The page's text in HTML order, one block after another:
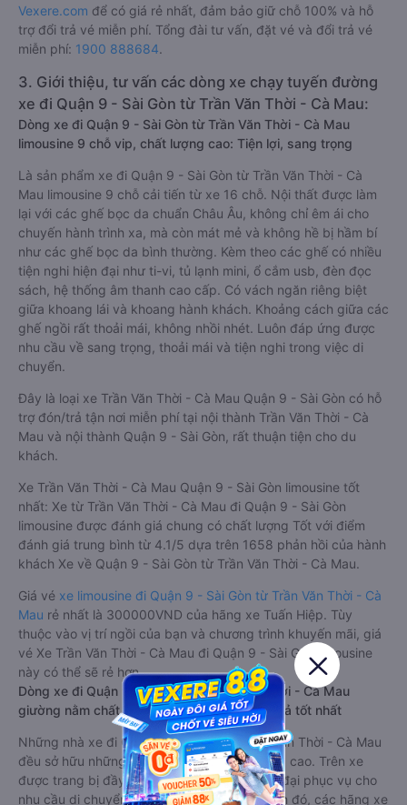
Vexere.com để có giá rẻ nhất, đảm bảo giữ chỗ 100% và hỗ
trợ đổi trả vé miễn phí. Tổng đài tư vấn, đặt vé và đổi trả vé
miễn phí: 1900 888684.
3. Giới thiệu, tư vấn các dòng xe chạy tuyến đường
xe đi Quận 9 - Sài Gòn từ Trần Văn Thời - Cà Mau:
Dòng xe đi Quận 9 - Sài Gòn từ Trần Văn Thời - Cà Mau
limousine 9 chỗ vip, chất lượng cao: Tiện lợi, sang trọng
Là sản phẩm xe đi Quận 9 - Sài Gòn từ Trần Văn Thời - Cà
Mau limousine 9 chỗ cải tiến từ xe 16 chỗ. Nội thất được làm
lại với các ghế bọc da chuẩn Châu Âu, không chỉ êm ái cho
chuyến hành trình xa, mà còn mát mẻ và không hề bị hầm bí
như các ghế bọc da bình thường. Kèm theo các ghế có nhiều
tiện nghi hiện đại như ti-vi, tủ lạnh mini, ổ cắm usb, đèn đọc
sách, hệ thống âm thanh cao cấp. Có vách ngăn riêng biệt
giữa khoang lái và khoang hành khách. Khoảng cách giữa các
ghế ngồi rất thoải mái, không nhồi nhét. Luôn đáp ứng được
nhu cầu về sang trọng, thoải mái và tiện nghi trong việc di
chuyển.
Đây là loại xe Trần Văn Thời - Cà Mau Quận 9 - Sài Gòn có hỗ
trợ đón/trả tận nơi miễn phí tại nội thành Trần Văn Thời - Cà
Mau và nội thành Quận 9 - Sài Gòn, rất thuận tiện cho du
khách.
Xe Trần Văn Thời - Cà Mau Quận 9 - Sài Gòn limousine tốt
nhất: Xe từ Trần Văn Thời - Cà Mau đi Quận 9 - Sài Gòn
limousine được đánh giá chung có chất lượng Tốt với điểm
đánh giá trung bình từ 4.1/5 dựa trên 1658 phản hồi của hành
khách Xe về Quận 9 - Sài Gòn từ Trần Văn Thời - Cà Mau.
Giá vé xe limousine đi Quận 9 - Sài Gòn từ Trần Văn Thời - Cà
Mau rẻ nhất là 300000VND của hãng xe Tuấn Hiệp. Tùy
thuộc vào vị trí ngồi của bạn và chương trình khuyến mãi, giá
vé Xe Trần Văn Thời - Cà Mau đi Quận 9 - Sài Gòn limousine
này có thể sẽ rẻ hơn
Dòng xe đi Quận 9 - Sài Gòn từ Trần Văn Thời - Cà Mau
giường nằm chất lượng cao: Thoải mái, giá cả tốt nhất
Những nhà xe đi Quận 9 - Sài Gòn từ Trần Văn Thời - Cà Mau
đều sở hữu những xe giường nằm chất lượng cao. Trên xe
được trang bị đầy đủ các trang thiết bị hiện đại phục vụ cho
nhu cầu di chuyển của hành khách. Bên cạnh đó, các hãng xe